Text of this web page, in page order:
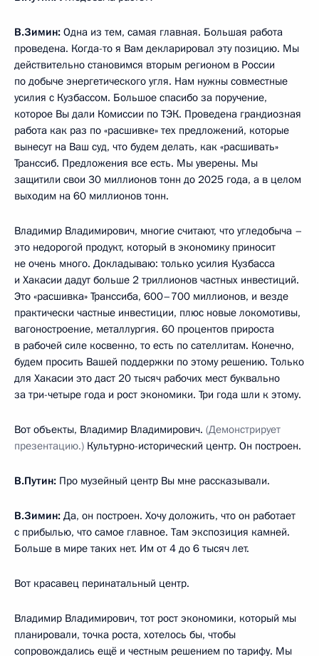
В.Зимин: Одна из тем, самая главная. Большая работа
проведена. Когда-то я Вам декларировал эту позицию. Мы
действительно становимся вторым регионом в России
по добыче энергетического угля. Нам нужны совместные
усилия с Кузбассом. Большое спасибо за поручение,
которое Вы дали Комиссии по ТЭК. Проведена грандиозная
работа как раз по «расшивке» тех предложений, которые
вынесут на Ваш суд, что будем делать, как «расшивать»
Транссиб. Предложения все есть. Мы уверены. Мы
защитили свои 30 миллионов тонн до 2025 года, а в целом
выходим на 60 миллионов тонн.
Владимир Владимирович, многие считают, что угледобыча –
это недорогой продукт, который в экономику приносит
не очень много. Докладываю: только усилия Кузбасса
и Хакасии дадут больше 2 триллионов частных инвестиций.
Это «расшивка» Транссиба, 600–700 миллионов, и везде
практически частные инвестиции, плюс новые локомотивы,
вагоностроение, металлургия. 60 процентов прироста
в рабочей силе косвенно, то есть по сателлитам. Конечно,
будем просить Вашей поддержки по этому решению. Только
для Хакасии это даст 20 тысяч рабочих мест буквально
за три-четыре года и рост экономики. Три года шли к этому.
Вот объекты, Владимир Владимирович. (Демонстрирует
презентацию.) Культурно-исторический центр. Он построен.
В.Путин: Про музейный центр Вы мне рассказывали.
В.Зимин: Да, он построен. Хочу доложить, что он работает
с прибылью, что самое главное. Там экспозиция камней.
Больше в мире таких нет. Им от 4 до 6 тысяч лет.
Вот красавец перинатальный центр.
Владимир Владимирович, тот рост экономики, который мы
планировали, точка роста, хотелось бы, чтобы
сопровождались ещё и честным решением по тарифу. Мы